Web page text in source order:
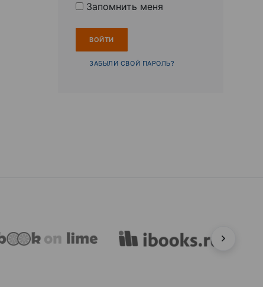
Запомнить меня
ЗАБЫЛИ СВОЙ ПАРОЛЬ?